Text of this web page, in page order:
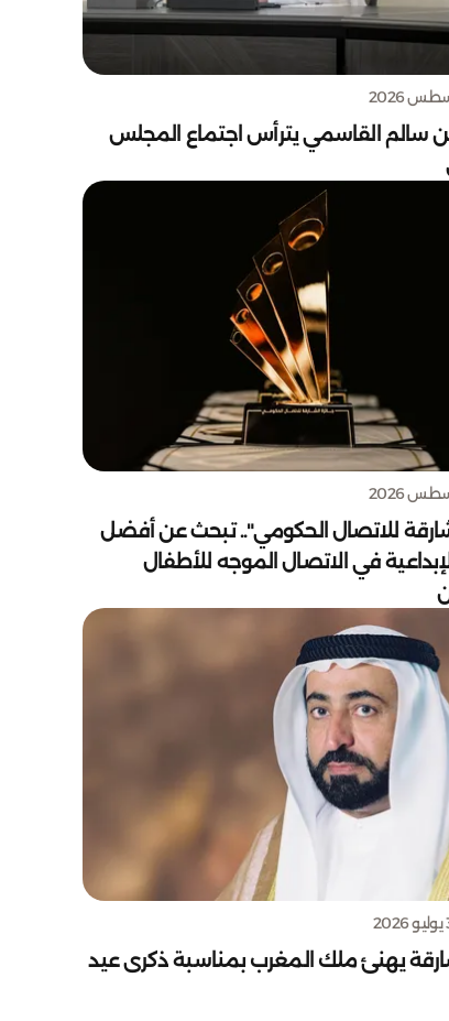
سالم القاسمي يترأس اجتماع المجلس
للاتصال الحكومي".. تبحث عن أفضل
في الاتصال الموجه للأطفال
يهنئ ملك المغرب بمناسبة ذكرى عيد